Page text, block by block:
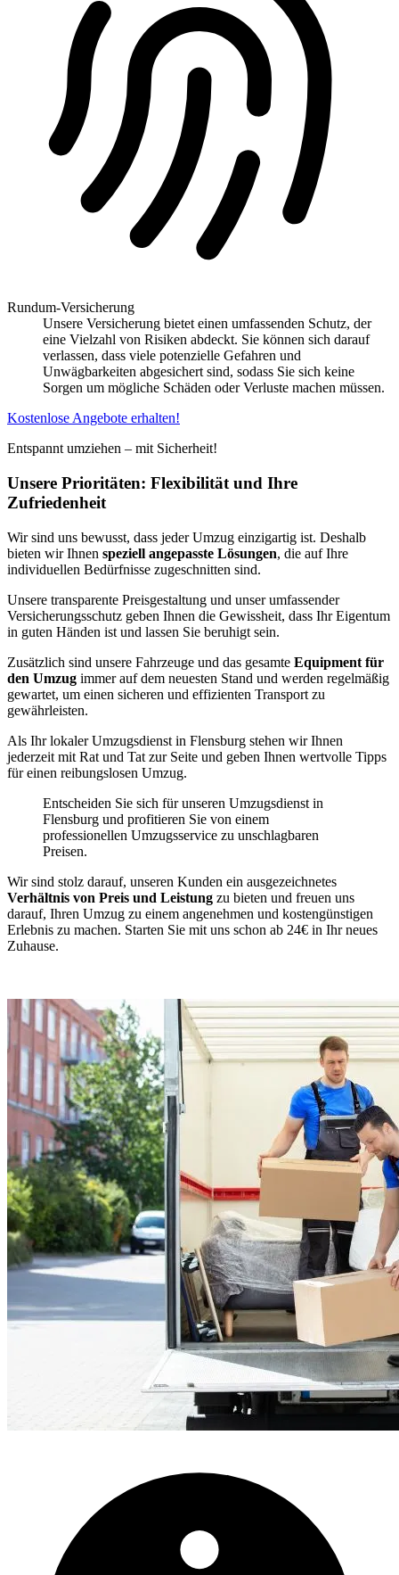
Rundum-Versicherung
Unsere Versicherung bietet einen umfassenden Schutz, der
eine Vielzahl von Risiken abdeckt. Sie können sich darauf
verlassen, dass viele potenzielle Gefahren und
Unwägbarkeiten abgesichert sind, sodass Sie sich keine
Sorgen um mögliche Schäden oder Verluste machen müssen.
Kostenlose Angebote erhalten!
Entspannt umziehen – mit Sicherheit!
Unsere Prioritäten: Flexibilität und Ihre
Zufriedenheit
Wir sind uns bewusst, dass jeder Umzug einzigartig ist. Deshalb
bieten wir Ihnen speziell angepasste Lösungen, die auf Ihre
individuellen Bedürfnisse zugeschnitten sind.
Unsere transparente Preisgestaltung und unser umfassender
Versicherungsschutz geben Ihnen die Gewissheit, dass Ihr Eigentum
in guten Händen ist und lassen Sie beruhigt sein.
Zusätzlich sind unsere Fahrzeuge und das gesamte Equipment für
den Umzug immer auf dem neuesten Stand und werden regelmäßig
gewartet, um einen sicheren und effizienten Transport zu
gewährleisten.
Als Ihr lokaler Umzugsdienst in Flensburg stehen wir Ihnen
jederzeit mit Rat und Tat zur Seite und geben Ihnen wertvolle Tipps
für einen reibungslosen Umzug.
Entscheiden Sie sich für unseren Umzugsdienst in
Flensburg und profitieren Sie von einem
professionellen Umzugsservice zu unschlagbaren
Preisen.
Wir sind stolz darauf, unseren Kunden ein ausgezeichnetes
Verhältnis von Preis und Leistung zu bieten und freuen uns
darauf, Ihren Umzug zu einem angenehmen und kostengünstigen
Erlebnis zu machen. Starten Sie mit uns schon ab 24€ in Ihr neues
Zuhause.